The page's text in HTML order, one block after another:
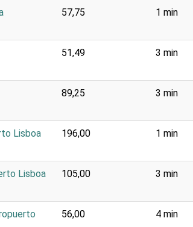
57,75 1 min
51,49 3 min
89,25 3 min
Lisboa 196,00 1 min
Lisboa 105,00 3 min
56,00 4 min